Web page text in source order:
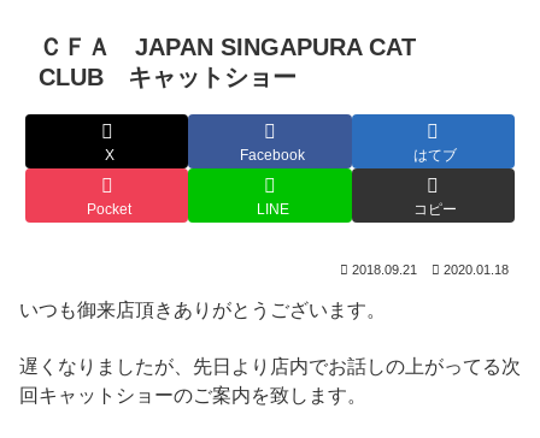
ＣＦＡ JAPAN SINGAPURA CAT
CLUB キャットショー
X Facebook はてブ
Pocket LINE コピー
2018.09.21 2020.01.18
いつも御来店頂きありがとうございます。
遅くなりましたが、先日より店内でお話しの上がってる次
回キャットショーのご案内を致します。